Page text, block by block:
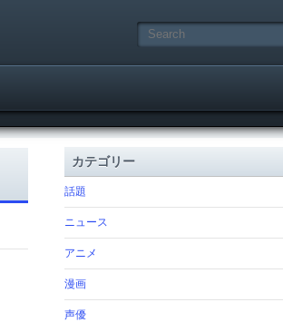
カテゴリー
話題
ニュース
アニメ
漫画
声優